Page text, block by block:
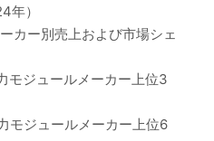
年）
カー別売上および市場シェ
モジュールメーカー上位3
モジュールメーカー上位6